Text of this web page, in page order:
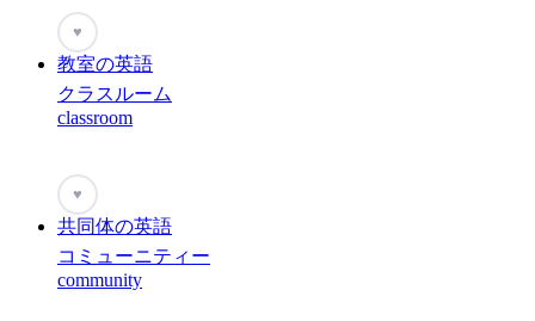
♥
教室の英語
クラスルーム
classroom
♥
共同体の英語
コミューニティー
community